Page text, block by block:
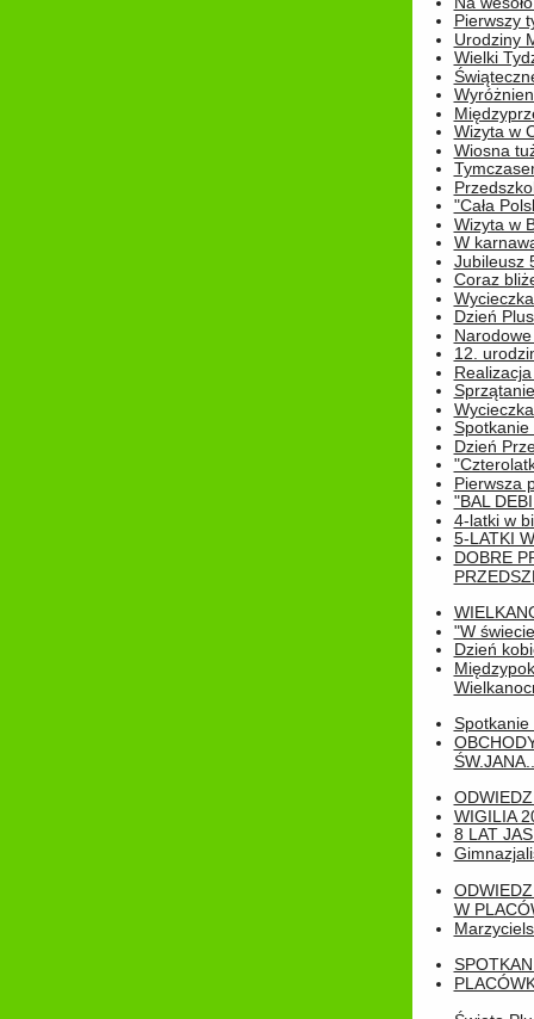
Pierwszy
Urodziny
Wielki
Wizyta w
Wiosna
"Cała
Wizyta w
W
Jubileusz
Coraz
Dzień
12.
Spotkanie
Dzień
Pierwsza
"BAL
4-latki w
5-LATKI
DOBRE
"W
Dzień
Spotkanie
WIGILIA
8 LAT
W